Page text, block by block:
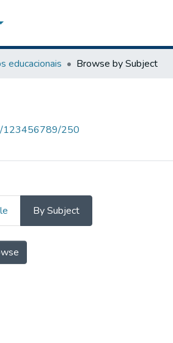
educacionais Browse by Subject
123456789/250
By Subject
"1. Educação